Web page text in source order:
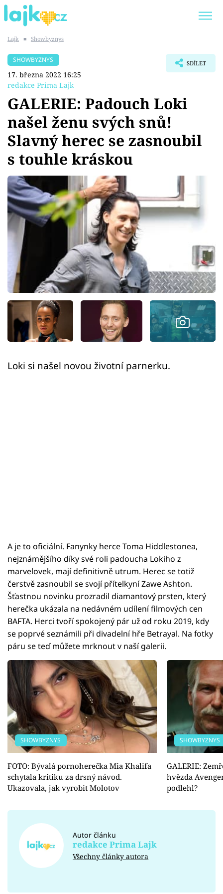
SHOPAHOLICADEL
Témata
Showbyznys
Youtubeři
Virály
Sex a vztahy
Videa
Sledujte prima+
Přihlášení
Sledujte nás
Lajk ■ Showbyznys
SHOWBYZNYS
17. března 2022 16:25
redakce Prima Lajk
SDÍLET
GALERIE: Padouch Loki
našel ženu svých snů!
Slavný herec se zasnoubil
s touhle kráskou
Loki si našel novou životní parnerku.
A je to oficiální. Fanynky herce Toma Hiddlestonea,
nejznámějšího díky své roli padoucha Lokiho z
marvelovek, mají definitivně utrum. Herec se totiž
čerstvě zasnoubil se svojí přítelkyní Zawe Ashton.
Šťastnou novinku prozradil diamantový prsten, který
herečka ukázala na nedávném udílení filmových cen
BAFTA. Herci tvoří spokojený pár už od roku 2019, kdy
se poprvé seznámili při divadelní hře Betrayal. Na fotky
páru se teď můžete mrknout v naší galerii.
SHOWBYZNYS
FOTO: Bývalá pornoherečka Mia Khalifa
schytala kritiku za drsný návod.
Ukazovala, jak vyrobit Molotov
SHOWBYZNYS
GALERIE:
hvězda
podlehl?
Autor článku
redakce Prima Lajk
Všechny články autora